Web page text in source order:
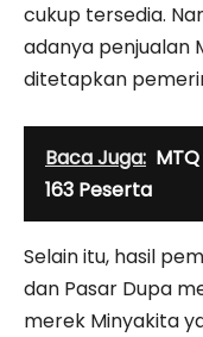
cukup tersedia.
adanya penjualan
ditetapkan
Baca Juga:
163 Peserta
Selain itu, hasil
dan Pasar Dupa
merek Minyakita